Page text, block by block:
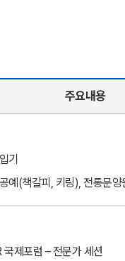
주요내용
기
예(책갈피, 키링), 전통문양
제포럼 – 전문가 세션